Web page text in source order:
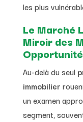
les plus
Le Marché
Miroir des
Au-delà du seul
immobilier
un examen
segment,